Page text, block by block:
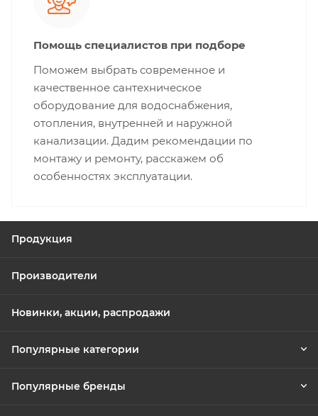
Помощь специалистов при подборе
Поможем выбрать современное и
качественное сантехническое
оборудование для водоснабжения,
отопления, внутренней и наружной
канализации. Дадим рекомендации по
монтажу и ремонту, расскажем об
особенностях эксплуатации.
Продукция
Производители
Новинки, акции, распродажи
Популярные категории
Популярные бренды